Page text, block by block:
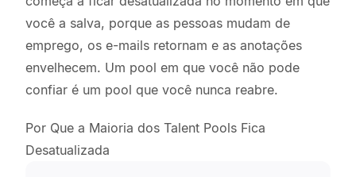
você a salva, porque as pessoas mudam de
emprego, os e-mails retornam e as anotações
envelhecem. Um pool em que você não pode
confiar é um pool que você nunca reabre.
Por Que a Maioria dos Talent Pools Fica
Desatualizada